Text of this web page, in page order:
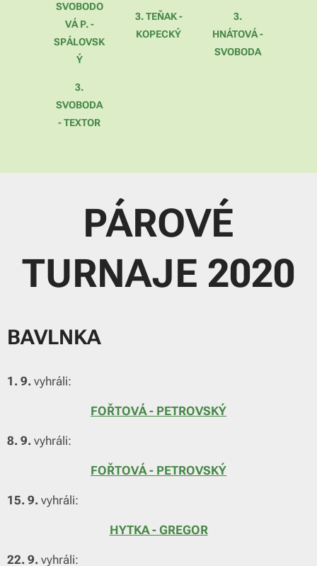
SVOBODO
VÁ P. -
SPÁLOVSK
Ý
3.
SVOBODA
- TEXTOR
3. TEŇAK -
KOPECKÝ
3.
HNÁTOVÁ -
SVOBODA
PÁROVÉ
TURNAJE 2020
BAVLNKA
1. 9. vyhráli:
FOŘTOVÁ - PETROVSKÝ
8. 9. vyhráli:
FOŘTOVÁ - PETROVSKÝ
15. 9. vyhráli:
HYTKA - GREGOR
22. 9. vyhráli: